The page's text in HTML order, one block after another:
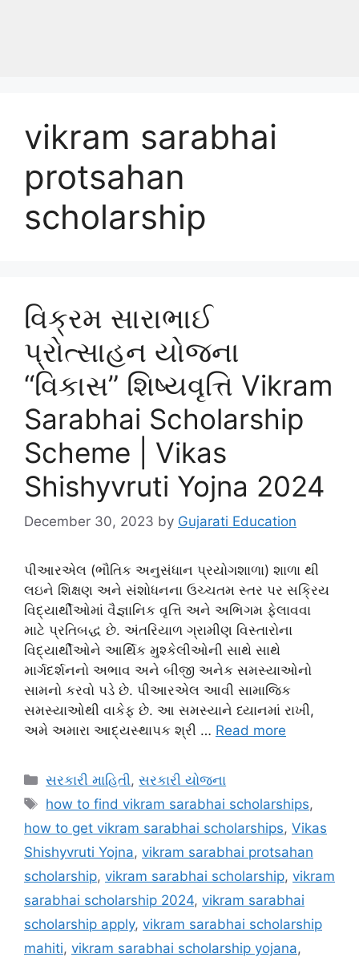
vikram sarabhai
protsahan
scholarship
વિક્રમ સારાભાઈ
પ્રોત્સાહન યોજના
“વિકાસ” શિષ્યવૃત્તિ Vikram
Sarabhai Scholarship
Scheme | Vikas
Shishyvruti Yojna 2024
December 30, 2023 by Gujarati Education
પીઆરએલ (ભૌતિક અનુસંધાન પ્રયોગશાળા) શાળા થી
લઇને શિક્ષણ અને સંશોધનના ઉચ્ચતમ સ્તર પર સક્રિય
વિદ્યાર્થીઓમાં વૈજ્ઞાનિક વૃત્તિ અને અભિગમ ફેલાવવા
માટે પ્રતિબદ્ધ છે. અંતરિયાળ ગ્રામીણ વિસ્તારોના
વિદ્યાર્થીઓને આર્થિક મુશ્કેલીઓની સાથે સાથે
માર્ગદર્શનનો અભાવ અને બીજી અનેક સમસ્યાઓનો
સામનો કરવો પડે છે. પીઆરએલ આવી સામાજિક
સમસ્યાઓથી વાકેફ છે. આ સમસ્યાને ધ્યાનમાં રાખી,
અમે અમારા આદ્યસ્થાપક શ્રી … Read more
Categories
સરકારી માહિતી,સરકારી યોજના
Tags
how to find vikram sarabhai scholarships,
how to get vikram sarabhai scholarships, Vikas
Shishyvruti Yojna, vikram sarabhai protsahan
scholarship, vikram sarabhai scholarship, vikram
sarabhai scholarship 2024, vikram sarabhai
scholarship apply, vikram sarabhai scholarship
mahiti, vikram sarabhai scholarship yojana,